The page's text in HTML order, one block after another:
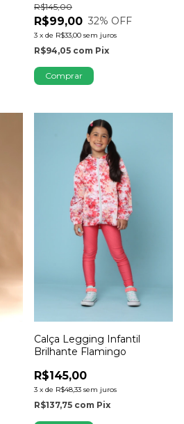
R$99,00
R$145,00
32% OFF
3 x de R$33,00 sem juros
R$94,05 com Pix
Comprar
Calça Legging Infantil
Brilhante Flamingo
R$145,00
3 x de R$48,33 sem juros
R$137,75 com Pix